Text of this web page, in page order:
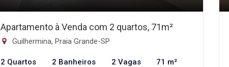
Apartamento à Venda com 2 quartos, 71m²
Guilhermina, Praia Grande-SP
2 Quartos 2 Banheiros 2 Vagas 71 m²